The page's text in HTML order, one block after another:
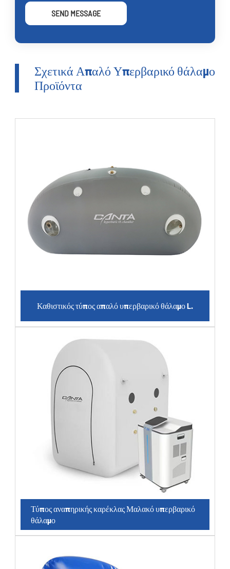
SEND MESSAGE
Σχετικά Απαλό Υπερβαρικό θάλαμο
Προϊόντα
Καθιστικός τύπος απαλό υπερβαρικό θάλαμο L.
Τύπος αναπηρικής καρέκλας Μαλακό υπερβαρικό
θάλαμο